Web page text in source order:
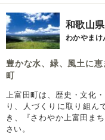
和歌山
わかやまけ
豊かな水、緑、風土に
町
上富田町は、歴史・文化
り、人づくりに取り組ん
き、『さわやか上富田ま
さい。